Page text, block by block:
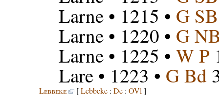
Larne• 1215 • G SB
Larne• 1220 • G
Larne• 1225 • W P
Lare• 1223 • G Bd
Lebbeke [Lebbeke: De: OVl ]